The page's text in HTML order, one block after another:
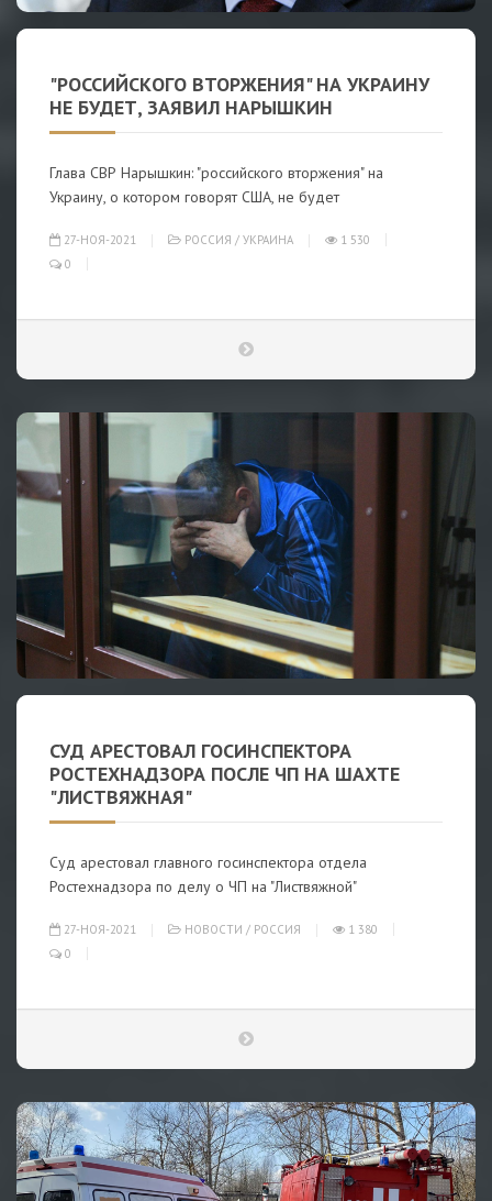
"РОССИЙСКОГО ВТОРЖЕНИЯ" НА УКРАИНУ
НЕ БУДЕТ, ЗАЯВИЛ НАРЫШКИН
Глава СВР Нарышкин: "российского вторжения" на
Украину, о котором говорят США, не будет
27-НОЯ-2021 РОССИЯ / УКРАИНА
1 530
0
СУД АРЕСТОВАЛ ГОСИНСПЕКТОРА
РОСТЕХНАДЗОРА ПОСЛЕ ЧП НА ШАХТЕ
"ЛИСТВЯЖНАЯ"
Суд арестовал главного госинспектора отдела
Ростехнадзора по делу о ЧП на "Листвяжной"
27-НОЯ-2021 НОВОСТИ / РОССИЯ
1 380
0